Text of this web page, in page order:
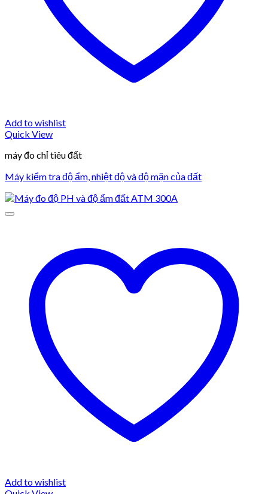
Add to wishlist
Quick View
máy đo chỉ tiêu đất
Máy kiểm tra độ ẩm, nhiệt độ và độ mặn của đất
Add to wishlist